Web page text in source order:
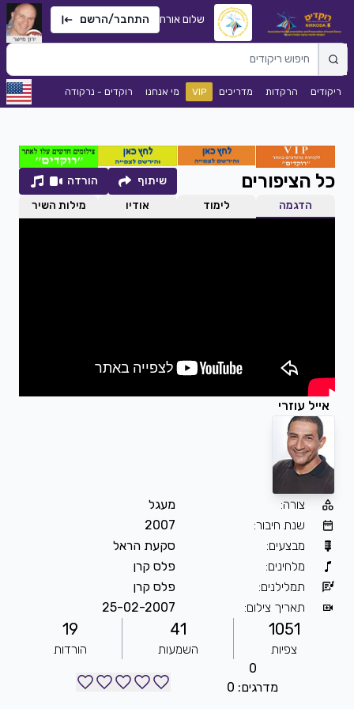
שלום אורח התחבר/הרשם
ריקודים הרקדות מדריכים VIP מי אנחנו רוקדים - נרקודה
כל הציפורים שיתוף
הורדה
הדגמה
לימוד אודיו מילות השיר
אייל עוזרי
צורה:
מעגל
שנת חיבור:
2007
מבצעים:
סקעת הראל
מלחינים:
פלס קרן
תמלילנים:
פלס קרן
תאריך צילום:
25-02-2007
1051
צפיות
41
השמעות
19
הורדות
0
מדרגים: 0